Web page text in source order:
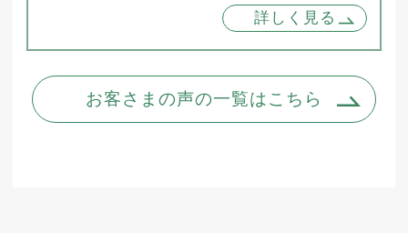
詳しく見る
お客さまの声の一覧はこちら